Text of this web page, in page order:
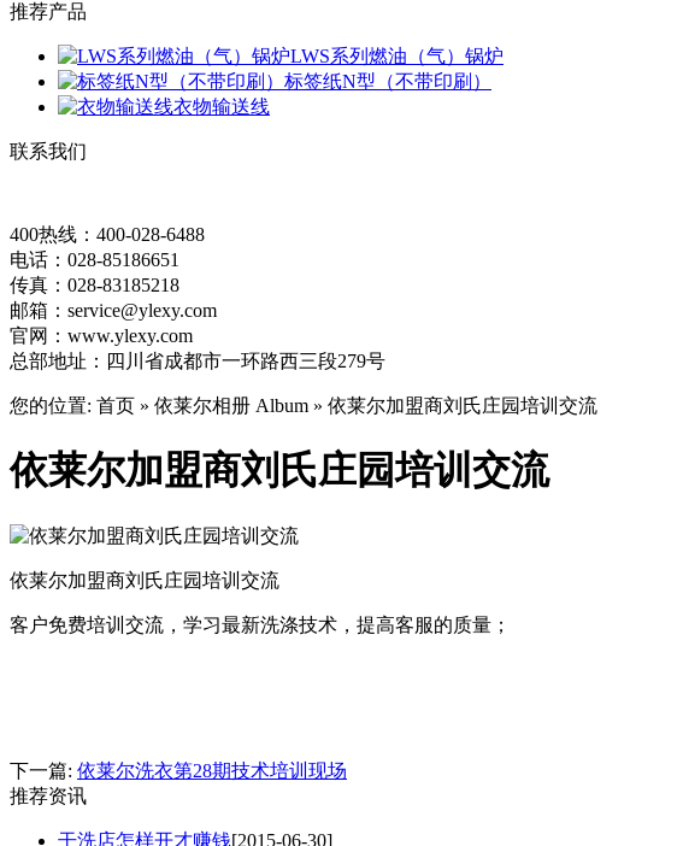
推荐产品
LWS系列燃油（气）锅炉
标签纸N型（不带印刷）
衣物输送线
联系我们
400热线：400-028-6488
电话：028-85186651
传真：028-83185218
邮箱：service@ylexy.com
官网：www.ylexy.com
总部地址：四川省成都市一环路西三段279号
您的位置: 首页 » 依莱尔相册 Album » 依莱尔加盟商刘氏庄园培训交流
依莱尔加盟商刘氏庄园培训交流
依莱尔加盟商刘氏庄园培训交流
客户免费培训交流，学习最新洗涤技术，提高客服的质量；
下一篇: 依莱尔洗衣第28期技术培训现场
推荐资讯
干洗店怎样开才赚钱[2015-06-30]